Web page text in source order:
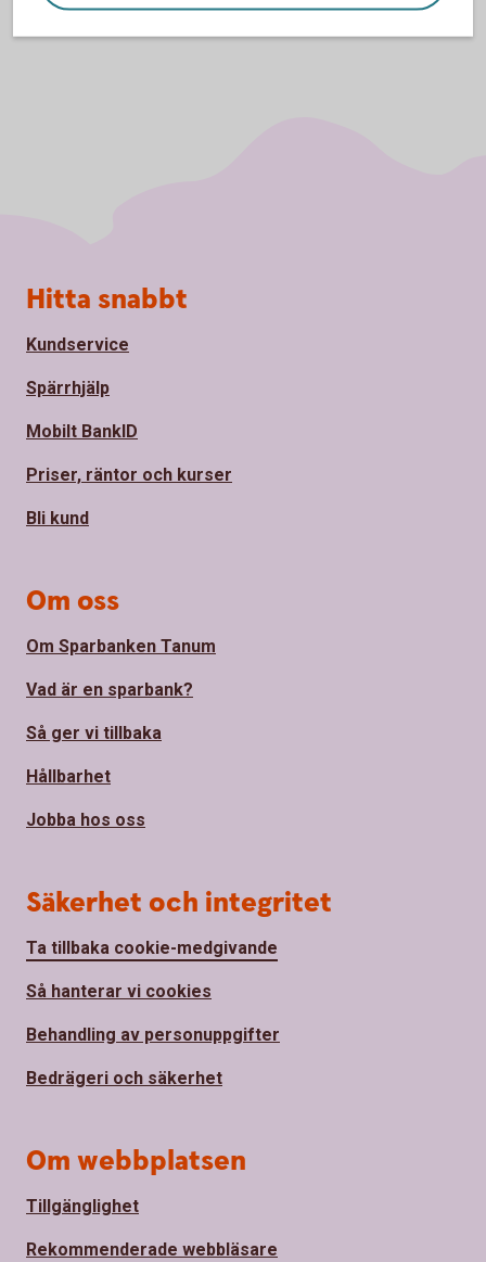
Sidfot
Hitta snabbt
Kundservice
Spärrhjälp
Mobilt BankID
Priser, räntor och kurser
Bli kund
Om oss
Om Sparbanken Tanum
Vad är en sparbank?
Så ger vi tillbaka
Hållbarhet
Jobba hos oss
Säkerhet och integritet
Ta tillbaka cookie-medgivande
Så hanterar vi cookies
Behandling av personuppgifter
Bedrägeri och säkerhet
Om webbplatsen
Tillgänglighet
Rekommenderade webbläsare